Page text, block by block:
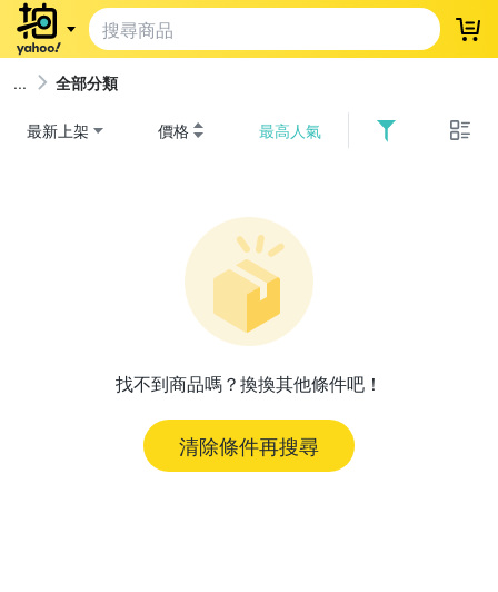
登
全部分類
最新上架 價格 最高人氣
找不到商品嗎？換換其他條件吧！
清除條件再搜尋